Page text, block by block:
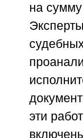
на
Эксперты
эти